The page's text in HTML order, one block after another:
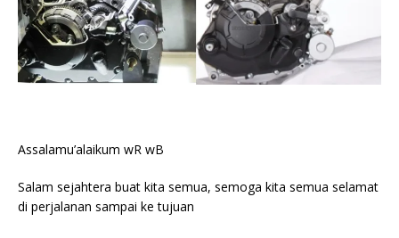
Assalamu’alaikum wR wB
Salam sejahtera buat kita semua, semoga kita semua selamat
di perjalanan sampai ke tujuan